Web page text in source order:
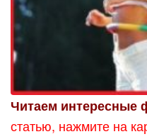
Читаем интересные
статью, нажмите на